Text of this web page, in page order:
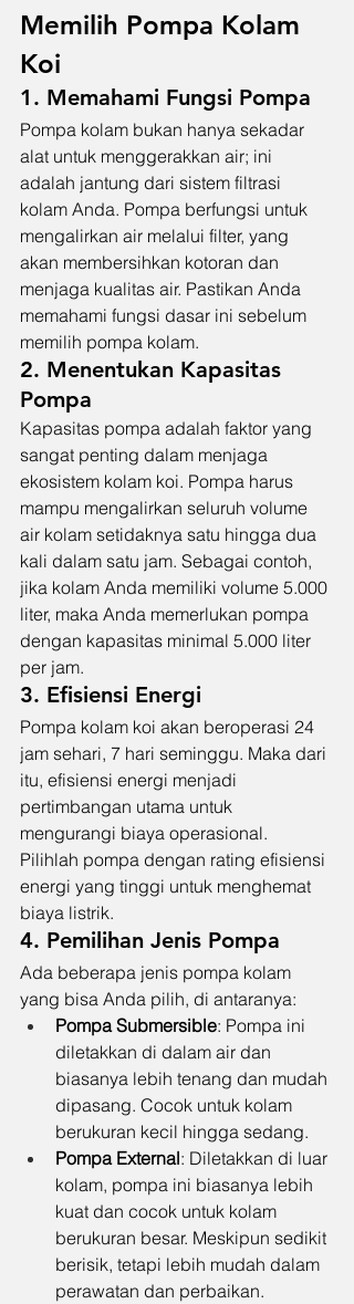
Memilih Pompa Kolam
Koi
1. Memahami Fungsi Pompa
Pompa kolam bukan hanya sekadar
alat untuk menggerakkan air; ini
adalah jantung dari sistem filtrasi
kolam Anda. Pompa berfungsi untuk
mengalirkan air melalui filter, yang
akan membersihkan kotoran dan
menjaga kualitas air. Pastikan Anda
memahami fungsi dasar ini sebelum
memilih pompa kolam.
2. Menentukan Kapasitas
Pompa
Kapasitas pompa adalah faktor yang
sangat penting dalam menjaga
ekosistem kolam koi. Pompa harus
mampu mengalirkan seluruh volume
air kolam setidaknya satu hingga dua
kali dalam satu jam. Sebagai contoh,
jika kolam Anda memiliki volume 5.000
liter, maka Anda memerlukan pompa
dengan kapasitas minimal 5.000 liter
per jam.
3. Efisiensi Energi
Pompa kolam koi akan beroperasi 24
jam sehari, 7 hari seminggu. Maka dari
itu, efisiensi energi menjadi
pertimbangan utama untuk
mengurangi biaya operasional.
Pilihlah pompa dengan rating efisiensi
energi yang tinggi untuk menghemat
biaya listrik.
4. Pemilihan Jenis Pompa
Ada beberapa jenis pompa kolam
yang bisa Anda pilih, di antaranya:
Pompa Submersible: Pompa ini
diletakkan di dalam air dan
biasanya lebih tenang dan mudah
dipasang. Cocok untuk kolam
berukuran kecil hingga sedang.
Pompa External: Diletakkan di luar
kolam, pompa ini biasanya lebih
kuat dan cocok untuk kolam
berukuran besar. Meskipun sedikit
berisik, tetapi lebih mudah dalam
perawatan dan perbaikan.